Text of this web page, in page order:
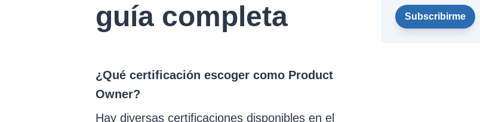
guía completa
¿Qué certificación escoger como Product
Owner?
Hay diversas certificaciones disponibles en el